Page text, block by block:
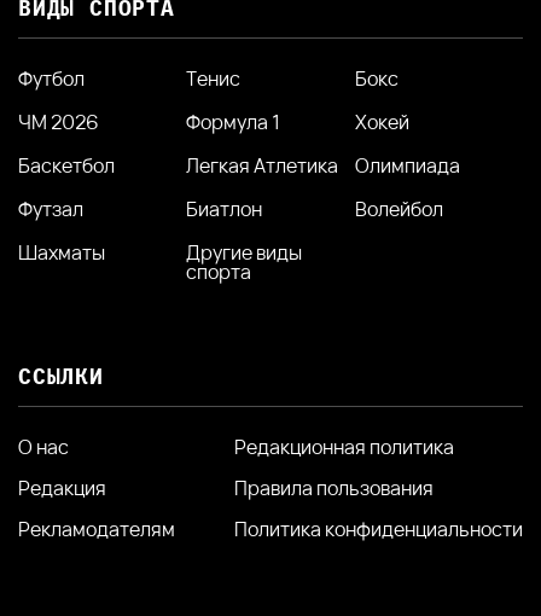
ВИДЫ СПОРТА
Футбол Тенис
Бокс
ЧМ 2026
Формула 1
Хокей
Баскетбол
Легкая Атлетика
Олимпиада
Футзал
Биатлон
Волейбол
Шахматы
Другие виды
спорта
ССЫЛКИ
О нас
Редакция
Рекламодателям
Редакционная политика
Правила пользования
Политика конфиденциальности